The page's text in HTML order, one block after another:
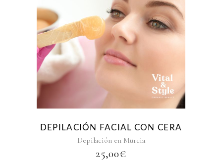
DEPILACIÓN FACIAL CON CERA
Depilación en Murcia
25,00€